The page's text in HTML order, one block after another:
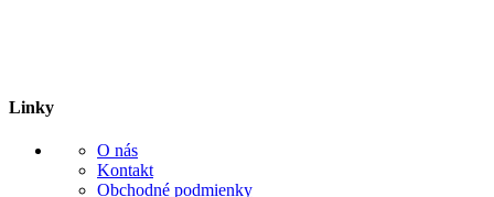
Linky
O nás
Kontakt
Obchodné podmienky